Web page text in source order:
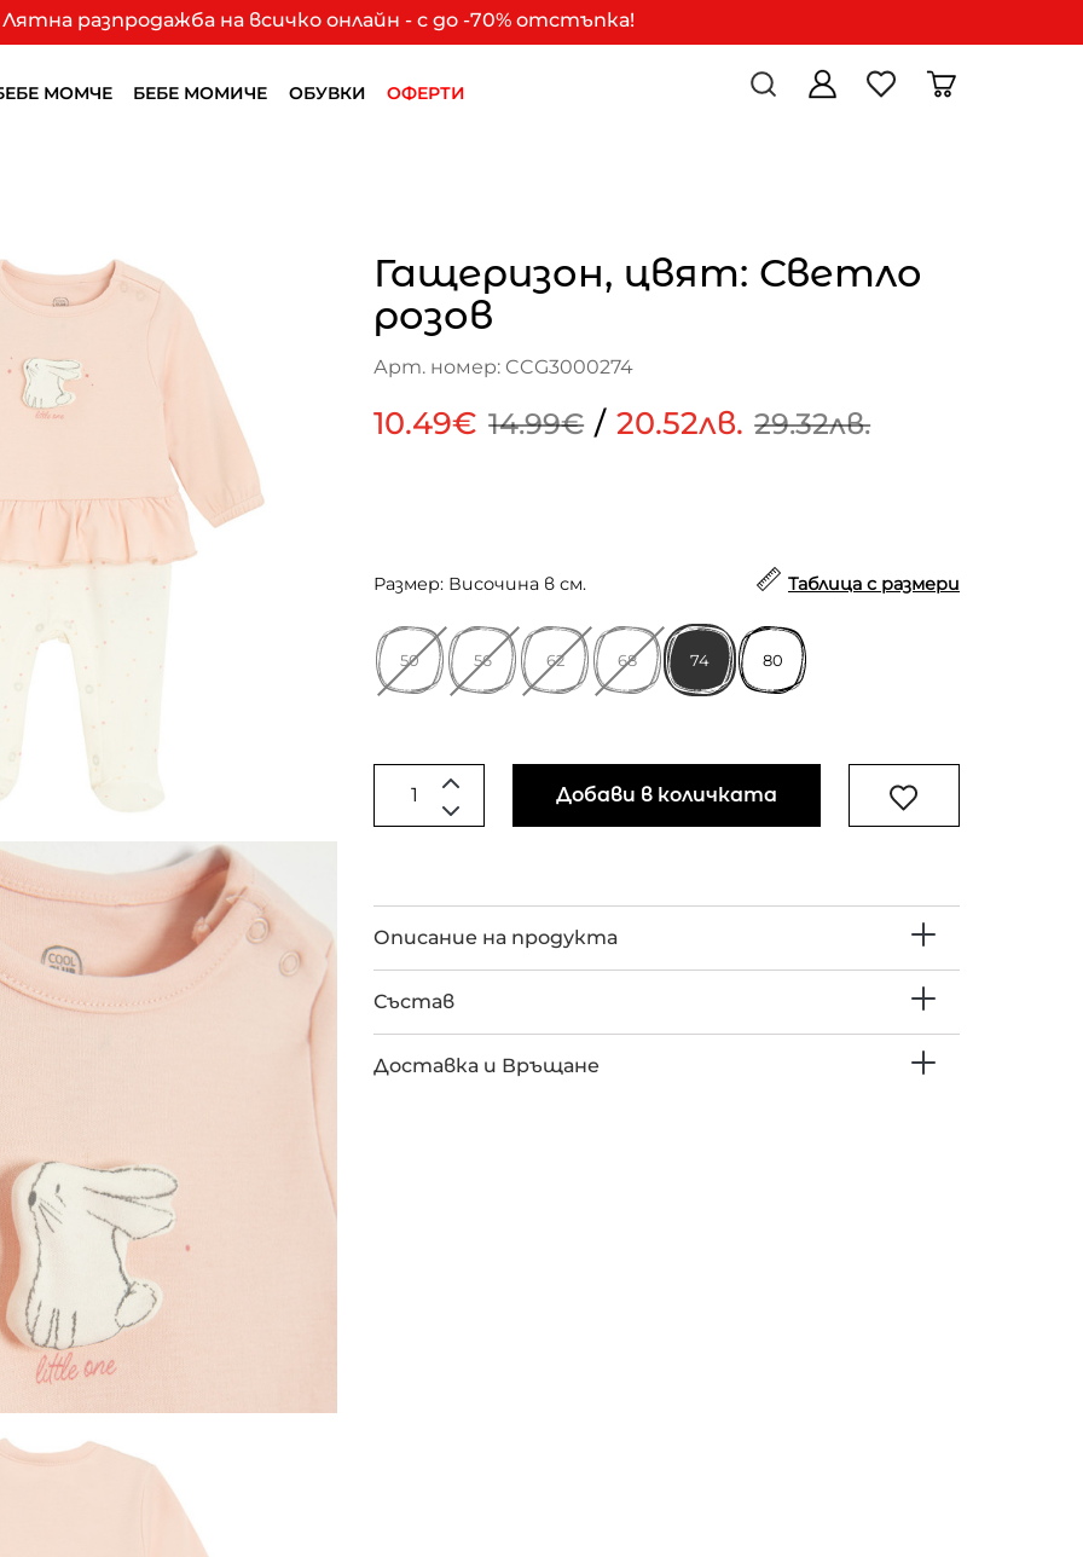
разпродажба на всичко онлайн - с до -70% отстъпка!
МОМЧЕ БЕБЕ МОМИЧЕ ОБУВКИ ОФЕРТИ
Гащеризон, цвят: Светло
розов
Арт. номер: CCG3000274
10.49€ 14.99€ / 20.52лв. 29.32лв.
Размер: Височина в см. Таблица с размери
50 56 62 68 74 80
Добави в количката
Описание на продукта
Състав
Доставка и Връщане